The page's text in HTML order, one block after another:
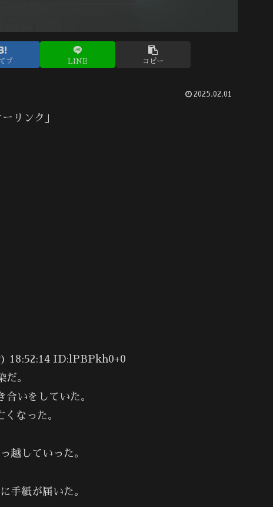
ブ LINE コピー
2025.02.01
リンク」
18:52:14 ID:lPBPkh0+0
。
いをしていた。
なった。
越していった。
手紙が届いた。